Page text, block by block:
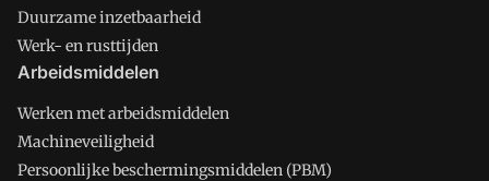
Duurzame inzetbaarheid
Werk- en rusttijden
Arbeidsmiddelen
Werken met arbeidsmiddelen
Machineveiligheid
Persoonlijke beschermingsmiddelen (PBM)